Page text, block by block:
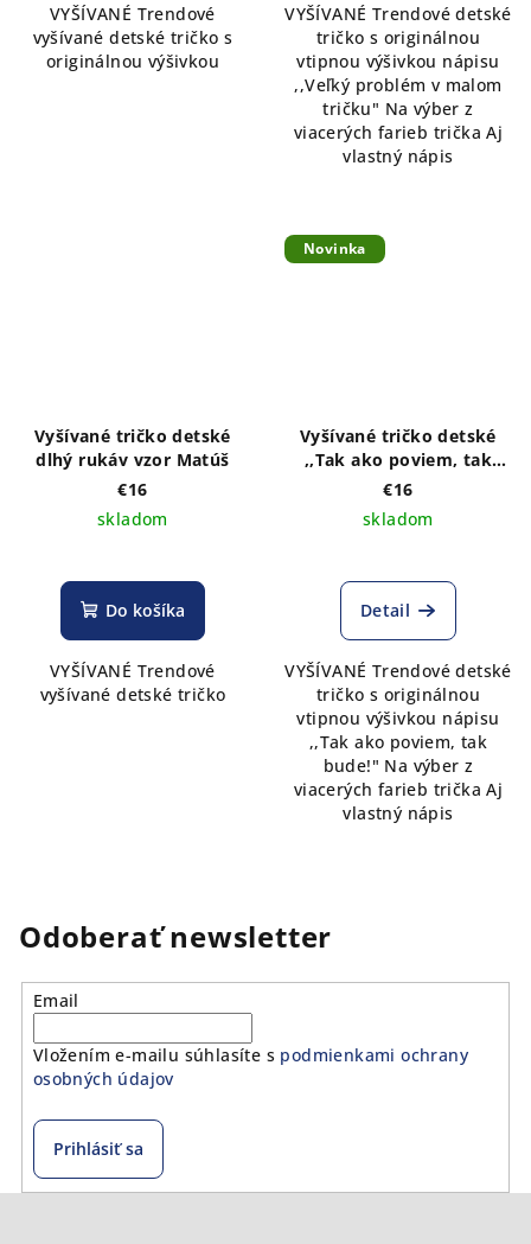
VYŠÍVANÉ Trendové
vyšívané detské tričko s
originálnou výšivkou
VYŠÍVANÉ Trendové detské
tričko s originálnou
vtipnou výšivkou nápisu
,,Veľký problém v malom
tričku" Na výber z
viacerých farieb trička Aj
vlastný nápis
Vyšívané tričko detské
dlhý rukáv vzor Matúš
€16
skladom
Do košíka
VYŠÍVANÉ Trendové
vyšívané detské tričko
Novinka
Vyšívané tričko detské
,,Tak ako poviem, tak
bude!" - výber farieb
trička
€16
skladom
Detail
VYŠÍVANÉ Trendové detské
tričko s originálnou
vtipnou výšivkou nápisu
,,Tak ako poviem, tak
bude!" Na výber z
viacerých farieb trička Aj
vlastný nápis
Odoberať newsletter
Email
Vložením e-mailu súhlasíte s podmienkami ochrany
osobných údajov
Prihlásiť sa